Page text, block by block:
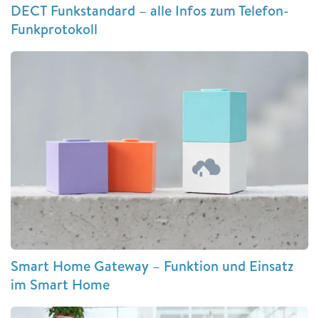
DECT Funkstandard – alle Infos zum Telefon-
Funkprotokoll
Smart Home Gateway – Funktion und Einsatz
im Smart Home